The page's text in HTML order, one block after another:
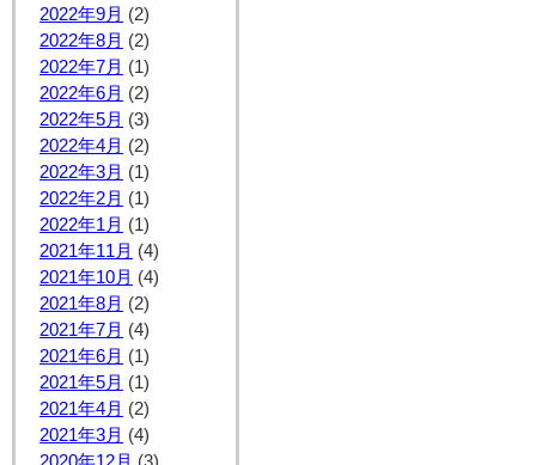
2022年9月 (2)
2022年8月 (2)
2022年7月 (1)
2022年6月 (2)
2022年5月 (3)
2022年4月 (2)
2022年3月 (1)
2022年2月 (1)
2022年1月 (1)
2021年11月 (4)
2021年10月 (4)
2021年8月 (2)
2021年7月 (4)
2021年6月 (1)
2021年5月 (1)
2021年4月 (2)
2021年3月 (4)